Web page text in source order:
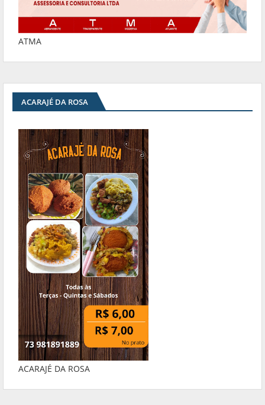
ATMA
ACARAJÉ DA ROSA
ACARAJÉ DA ROSA